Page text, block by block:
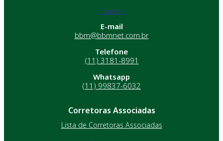
Contato
E-mail
bbm@bbmnet.com.br
Telefone
(11) 3181-8991
Whatsapp
(11) 99837-6032
Corretoras Associadas
Lista de Corretoras Associadas